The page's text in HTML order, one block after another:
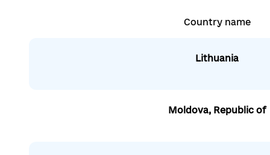
Country name
Lithuania
Moldova, Republic of